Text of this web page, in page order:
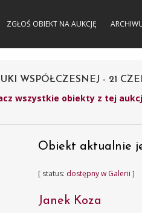
ZGŁOŚ OBIEKT NA AUKCJĘ
WSPÓŁCZESNEJ - 21
wszystkie obiekty z tej
Obiekt aktualnie
[ status: dostępny w Galerii ]
Janek Koza